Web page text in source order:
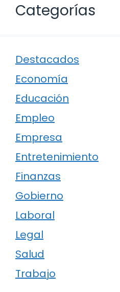
Categorías
Destacados
Economía
Educación
Empleo
Empresa
Entretenimiento
Finanzas
Gobierno
Laboral
Legal
Salud
Trabajo